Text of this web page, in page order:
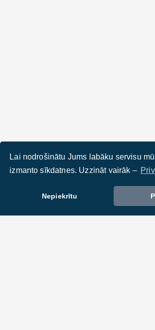
Lai nodrošinātu Jums labāku servisu
izmanto sīkdatnes. Uzzināt vairāk –
Nepiekrītu